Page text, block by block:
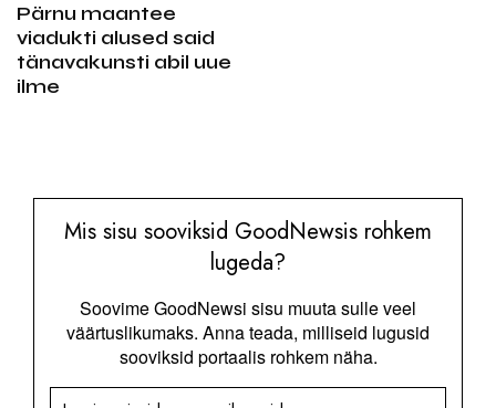
Pärnu maantee
viadukti alused said
tänavakunsti abil uue
ilme
Mis sisu sooviksid GoodNewsis rohkem
lugeda?
Soovime GoodNewsi sisu muuta sulle veel
väärtuslikumaks. Anna teada, milliseid lugusid
sooviksid portaalis rohkem näha.